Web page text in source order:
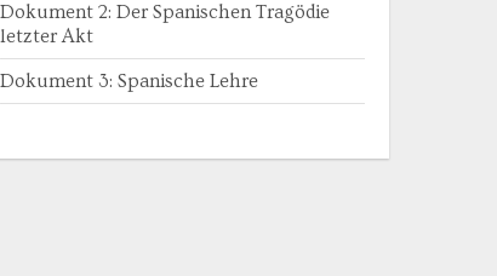
Dokument 2: Der Spanischen Tragödie
letzter Akt
Dokument 3: Spanische Lehre